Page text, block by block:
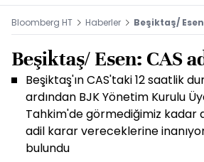
Bloomberg HT Haberler Beşiktaş/
Beşiktaş/ Esen: CAS
Beşiktaş'ın CAS'taki 12 saatlik
ardından BJK Yönetim Kurulu
Tahkim'de görmediğimiz kadar
adil karar vereceklerine
bulundu